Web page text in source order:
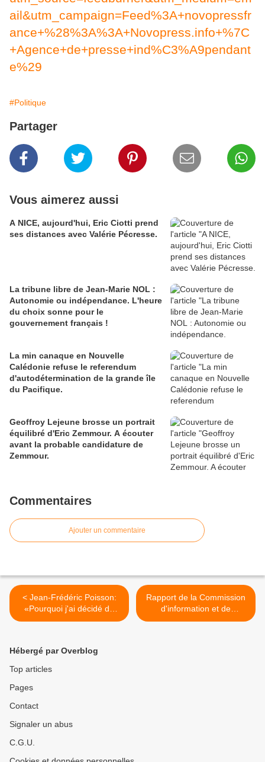
ail&utm_campaign=Feed%3A+novopressfr
ance+%28%3A%3A+Novopress.info+%7C
+Agence+de+presse+ind%C3%A9pendant
e%29
#Politique
Partager
Vous aimerez aussi
A NICE, aujourd'hui, Eric Ciotti prend
ses distances avec Valérie Pécresse.
La tribune libre de Jean-Marie NOL :
Autonomie ou indépendance. L'heure
du choix sonne pour le
gouvernement français !
La min canaque en Nouvelle
Calédonie refuse le referendum
d'autodétermination de la grande île
du Pacifique.
Geoffroy Lejeune brosse un portrait
équilibré d'Eric Zemmour. A écouter
avant la probable candidature de
Zemmour.
Commentaires
Ajouter un commentaire
< Jean-Frédéric Poisson:
«Pourquoi j'ai décidé de
soutenir François Fillon»
Rapport de la Commission
d'information et de
recherche historique sur les
Hébergé par Overblog
Top articles
Pages
Contact
Signaler un abus
C.G.U.